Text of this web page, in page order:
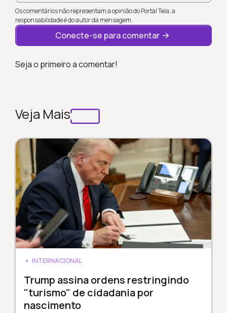
Os comentários não representam a opinião do Portal Tela; a
responsabilidade é do autor da mensagem.
Conecte-se para comentar
Seja o primeiro a comentar!
Veja Mais
INTERNACIONAL
Trump assina ordens restringindo
"turismo" de cidadania por
nascimento